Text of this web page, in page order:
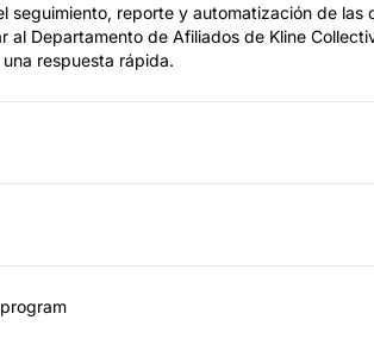
seguimiento, reporte y automatización de las
al Departamento de Afiliados de Kline
respuesta rápida.